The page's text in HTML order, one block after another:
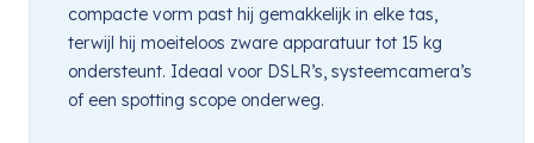
compacte vorm past hij gemakkelijk in elke tas,
terwijl hij moeiteloos zware apparatuur tot 15 kg
ondersteunt. Ideaal voor DSLR’s, systeemcamera’s
of een spotting scope onderweg.